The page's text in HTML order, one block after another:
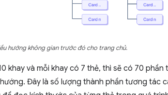
hướng không gian trước đó cho trang chủ.
khay và mỗi khay có 7 thẻ, thì sẽ có 70
Đây là số lượng thành phần tương tác